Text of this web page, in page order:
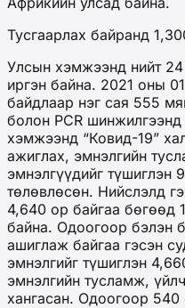
Тусгаарлах байранд
Улсын хэмжээнд нийт
иргэн байна. 2021 оны
байдлаар нэг сая 555
болон PCR
хэмжээнд “Ковид-19”
ажиглах, эмнэлгийн
эмнэлгүүдийг түшиглэн
төлөвлөсөн. Нийслэлд
4,640 ор байгаа бөгөөд
байна. Одоогоор бэлэн
ашиглаж байгаа гэсэн
эмнэлгийг түшиглэн
эмнэлгийн тусламж,
хангасан. Одоогоор 540